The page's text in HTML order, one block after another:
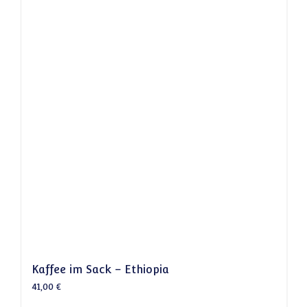
Kaffee im Sack – Ethiopia
41,00 €